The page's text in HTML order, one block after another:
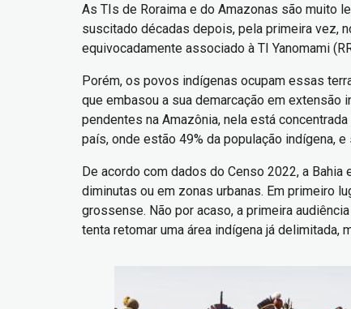
As TIs de Roraima e do Amazonas são muito
suscitado décadas depois, pela primeira vez,
equivocadamente associado à TI Yanomami
Porém, os povos indígenas ocupam essas
que embasou a sua demarcação em extensão
pendentes na Amazônia, nela está
país, onde estão 49% da população indígena,
De acordo com dados do Censo 2022, a
diminutas ou em zonas urbanas. Em primeiro
grossense. Não por acaso, a primeira
tenta retomar uma área indígena já delimitada,